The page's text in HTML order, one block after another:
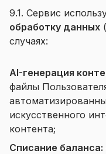
9.1. Сервис
обработку данных
случаях:
AI-генерация
файлы
искусственного
контента;
Списание баланса: